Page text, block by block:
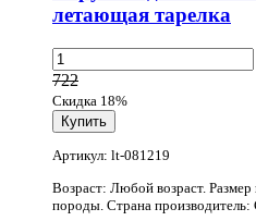
летающая тарелка
722
Скидка 18%
Артикул: lt-081219
Возраст: Любой возраст.
породы. Страна производитель: